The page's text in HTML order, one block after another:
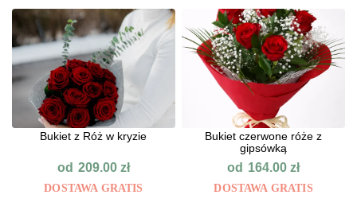
Bukiet z Róż w kryzie
od 209.00 zł
DOSTAWA GRATIS
Bukiet czerwone róże z
gipsówką
od 164.00zł
DOSTAWA GRATIS